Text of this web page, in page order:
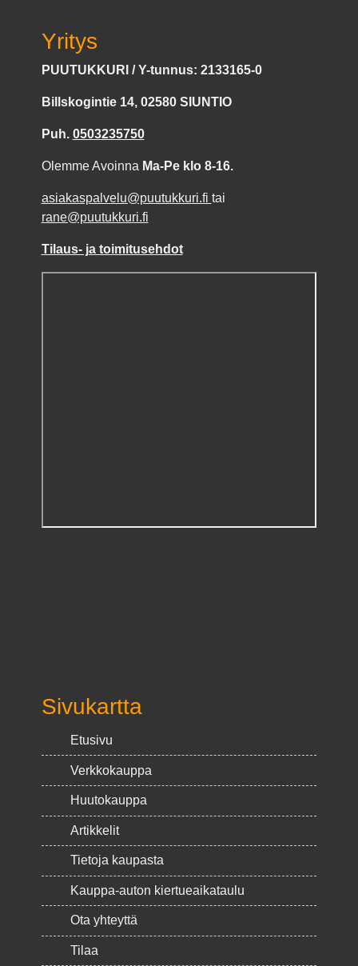
Yritys
PUUTUKKURI / Y-tunnus: 2133165-0
Billskogintie 14, 02580 SIUNTIO
Puh. 0503235750
Olemme Avoinna Ma-Pe klo 8-16.
asiakaspalvelu@puutukkuri.fi tai
rane@puutukkuri.fi
Tilaus- ja toimitusehdot
Sivukartta
Etusivu
Verkkokauppa
Huutokauppa
Artikkelit
Tietoja kaupasta
Kauppa-auton kiertueaikataulu
Ota yhteyttä
Tilaa